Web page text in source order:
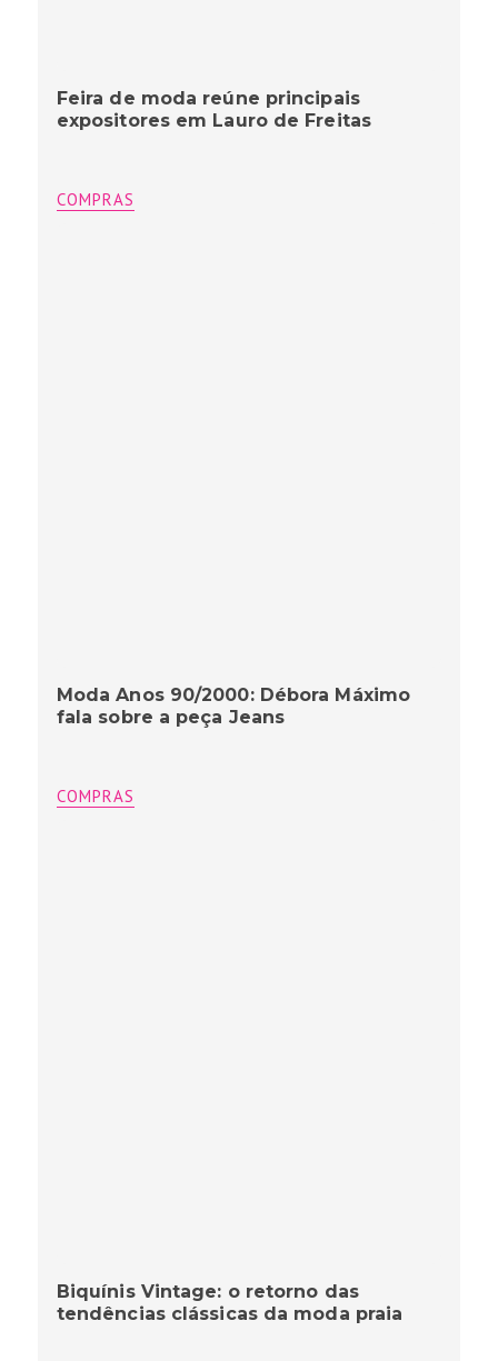
Feira de moda reúne principais
expositores em Lauro de Freitas
COMPRAS
Moda Anos 90/2000: Débora Máximo
fala sobre a peça Jeans
COMPRAS
Biquínis Vintage: o retorno das
tendências clássicas da moda praia